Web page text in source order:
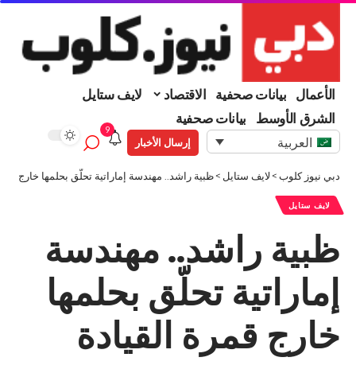
الأعمال بيانات صحفية الاقتصاد
لايف ستايل
الشرق الأوسط
بيانات صحفية
العربية إرسال الأخبار
9
دبي نيوز كلوب> لايف ستايل >ظبية راشد.. مهندسة إماراتية تحلّق بحلمها خارج
لايف ستايل
ظبية راشد.. مهندسة
إماراتية تحلّق بحلمها
خارج قمرة القيادة